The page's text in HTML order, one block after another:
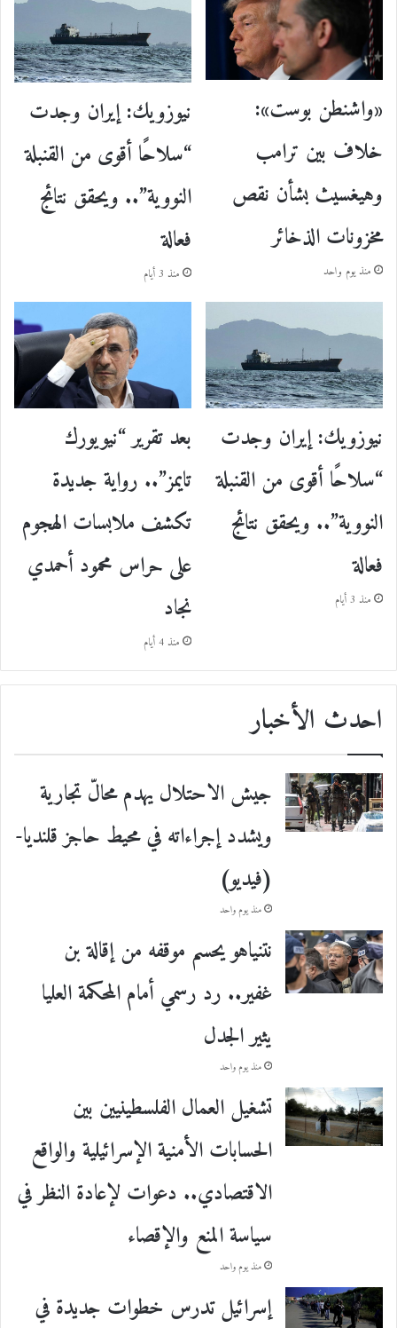
«واشنطن بوست»:
خلاف بين ترامب
وهيغسيث بشأن نقص
مخزونات الذخائر
منذ يوم واحد
نيوزويك: إيران وجدت
“سلاحًا أقوى من القنبلة
النووية”.. ويحقق نتائج
فعالة
منذ 3 أيام
نيوزويك: إيران وجدت
“سلاحًا أقوى من القنبلة
النووية”.. ويحقق نتائج
فعالة
منذ 3 أيام
بعد تقرير “نيويورك
تايمز”.. رواية جديدة
تكشف ملابسات الهجوم
على حراس محمود أحمدي
نجاد
منذ 4 أيام
احدث الأخبار
جيش الاحتلال يهدم محالّ تجارية
ويشدد إجراءاته في محيط حاجز قلنديا-
(فيديو)
منذ يوم واحد
نتنياهو يحسم موقفه من إقالة بن
غفير.. رد رسمي أمام المحكمة العليا
يثير الجدل
منذ يوم واحد
تشغيل العمال الفلسطينيين بين
الحسابات الأمنية الإسرائيلية والواقع
الاقتصادي.. دعوات لإعادة النظر في
سياسة المنع والإقصاء
منذ يوم واحد
إسرائيل تدرس خطوات جديدة في